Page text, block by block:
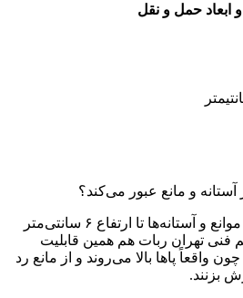
ابعاد حمل و نقل
پاهای رباتیک این سیستم از موانع و آستانه‌ها تا ارتفاع ۶ سانتی‌متر
فنی تهران ربات هم همین قابلیت
واقعاً پاها بالا می‌روند و از مانع رد
بزنند.